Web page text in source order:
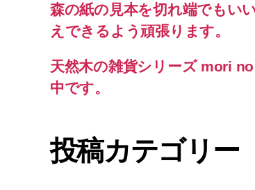
森の紙の見本を切れ端でもい
えできるよう頑張ります。
天然木の雑貨シリーズ mori
中です。
投稿カテゴリー